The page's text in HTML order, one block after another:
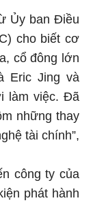
Ủy ban Điều
cho biết cơ
cổ đông lớn
Eric Jing và
làm việc. Đã
những thay
tài chính”,
công ty của
phát hành